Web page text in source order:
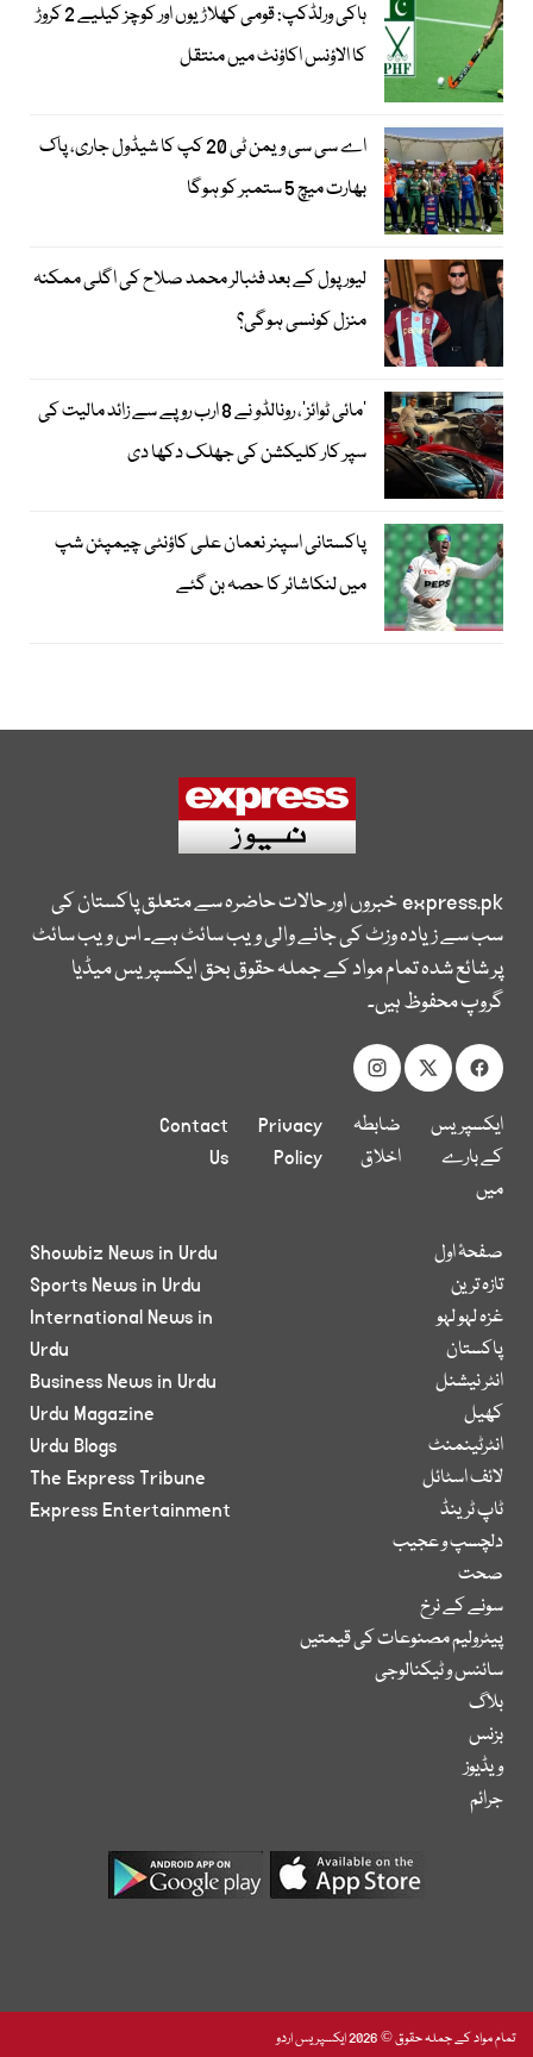
ہاکی ورلڈکپ: قومی کھلاڑیوں اور کوچز کیلیے 2 کروڑ
کا الاؤنس اکاؤنٹ میں منتقل
اے سی سی ویمن ٹی 20 کپ کا شیڈول جاری، پاک
بھارت میچ 5 ستمبر کو ہوگا
لیور پول کے بعد فٹبالر محمد صلاح کی اگلی ممکنہ
منزل کونسی ہوگی؟
’مائی ٹوائز‘، رونالڈو نے 8 ارب روپے سے زائد مالیت کی
سپر کار کلیکشن کی جھلک دکھا دی
پاکستانی اسپنر نعمان علی کاؤنٹی چیمپئن شپ
میں لنکاشائر کا حصہ بن گئے
express.pkخبروں اور حالات حاضرہ سے متعلق پاکستان کی
سب سے زیادہ وزٹ کی جانے والی ویب سائٹ ہے۔ اس ویب سائٹ
پر شائع شدہ تمام مواد کے جملہ حقوق بحق ایکسپریس میڈیا
گروپ محفوظ ہیں۔
ایکسپریس
کے بارے
میں
ضابطہ
اخلاق
Privacy
Policy
Contact
Us
صفحۂ اول
تازہ ترین
غزہ لہو لہو
پاکستان
انٹر نیشنل
کھیل
انٹرٹینمنٹ
لائف اسٹائل
ٹاپ ٹرینڈ
دلچسپ و عجیب
صحت
سونے کے نرخ
پیٹرولیم مصنوعات کی قیمتیں
سائنس و ٹیکنالوجی
بلاگ
بزنس
ویڈیوز
جرائم
Showbiz News in Urdu
Sports News in Urdu
International News in
Urdu
Business News in Urdu
Urdu Magazine
Urdu Blogs
The Express Tribune
Express Entertainment
تمام مواد کے جملہ حقوق © 2026 ایکسپریس اردو